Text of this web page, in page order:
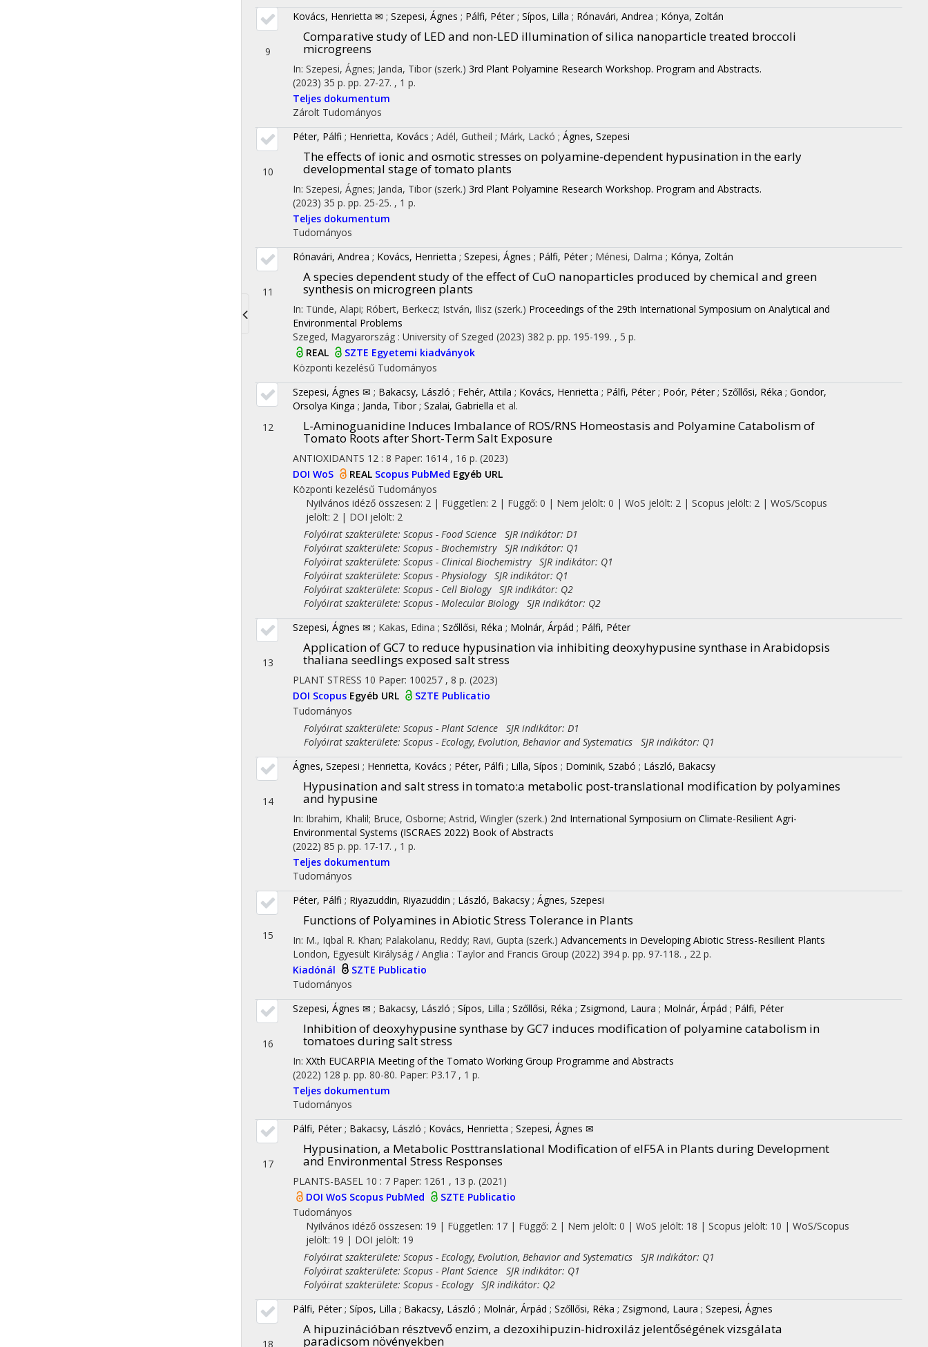
Toggle
navigation
9
Kovács, Henrietta ✉ ; Szepesi, Ágnes ; Pálfi, Péter ; Sípos, Lilla ; Rónavári, Andrea ; Kónya, Zoltán
Comparative study of LED and non-LED illumination of silica nanoparticle treated broccoli
microgreens
In: Szepesi, Ágnes; Janda, Tibor (szerk.) 3rd Plant Polyamine Research Workshop. Program and Abstracts.
(2023) 35 p. pp. 27-27. , 1 p.
Teljes dokumentum
Zárolt Tudományos
10
Péter, Pálfi ; Henrietta, Kovács ; Adél, Gutheil ; Márk, Lackó ; Ágnes, Szepesi
The effects of ionic and osmotic stresses on polyamine-dependent hypusination in the early
developmental stage of tomato plants
In: Szepesi, Ágnes; Janda, Tibor (szerk.) 3rd Plant Polyamine Research Workshop. Program and Abstracts.
(2023) 35 p. pp. 25-25. , 1 p.
Teljes dokumentum
Tudományos
11
Rónavári, Andrea ; Kovács, Henrietta ; Szepesi, Ágnes ; Pálfi, Péter ; Ménesi, Dalma ; Kónya, Zoltán
A species dependent study of the effect of CuO nanoparticles produced by chemical and green
synthesis on microgreen plants
In: Tünde, Alapi; Róbert, Berkecz; István, Ilisz (szerk.) Proceedings of the 29th International Symposium on Analytical and
Environmental Problems
Szeged, Magyarország : University of Szeged (2023) 382 p. pp. 195-199. , 5 p.
REAL
SZTE Egyetemi kiadványok
Központi kezelésű Tudományos
12
Szepesi, Ágnes ✉ ; Bakacsy, László ; Fehér, Attila ; Kovács, Henrietta ; Pálfi, Péter ; Poór, Péter ; Szőllősi, Réka ; Gondor,
Orsolya Kinga ; Janda, Tibor ; Szalai, Gabriella et al.
L-Aminoguanidine Induces Imbalance of ROS/RNS Homeostasis and Polyamine Catabolism of
Tomato Roots after Short-Term Salt Exposure
ANTIOXIDANTS 12 : 8 Paper: 1614 , 16 p. (2023)
DOI WoS REAL Scopus PubMed Egyéb URL
Központi kezelésű Tudományos
Nyilvános idéző összesen: 2 | Független: 2 | Függő: 0 | Nem jelölt: 0 | WoS jelölt: 2 | Scopus jelölt: 2 | WoS/Scopus
jelölt: 2 | DOI jelölt: 2
Folyóirat szakterülete: Scopus - Food Science SJR indikátor: D1
Folyóirat szakterülete: Scopus - Biochemistry SJR indikátor: Q1
Folyóirat szakterülete: Scopus - Clinical Biochemistry SJR indikátor: Q1
Folyóirat szakterülete: Scopus - Physiology SJR indikátor: Q1
Folyóirat szakterülete: Scopus - Cell Biology SJR indikátor: Q2
Folyóirat szakterülete: Scopus - Molecular Biology SJR indikátor: Q2
13
Szepesi, Ágnes ✉ ; Kakas, Edina ; Szőllősi, Réka ; Molnár, Árpád ; Pálfi, Péter
Application of GC7 to reduce hypusination via inhibiting deoxyhypusine synthase in Arabidopsis
thaliana seedlings exposed salt stress
PLANT STRESS 10 Paper: 100257 , 8 p. (2023)
DOI Scopus Egyéb URL
SZTE Publicatio
Tudományos
Folyóirat szakterülete: Scopus - Plant Science SJR indikátor: D1
Folyóirat szakterülete: Scopus - Ecology, Evolution, Behavior and Systematics SJR indikátor: Q1
14
Ágnes, Szepesi ; Henrietta, Kovács ; Péter, Pálfi ; Lilla, Sípos ; Dominik, Szabó ; László, Bakacsy
Hypusination and salt stress in tomato:a metabolic post-translational modification by polyamines
and hypusine
In: Ibrahim, Khalil; Bruce, Osborne; Astrid, Wingler (szerk.) 2nd International Symposium on Climate-Resilient Agri-
Environmental Systems (ISCRAES 2022) Book of Abstracts
(2022) 85 p. pp. 17-17. , 1 p.
Teljes dokumentum
Tudományos
15
Péter, Pálfi ; Riyazuddin, Riyazuddin ; László, Bakacsy ; Ágnes, Szepesi
Functions of Polyamines in Abiotic Stress Tolerance in Plants
In: M., Iqbal R. Khan; Palakolanu, Reddy; Ravi, Gupta (szerk.) Advancements in Developing Abiotic Stress-Resilient Plants
London, Egyesült Királyság / Anglia : Taylor and Francis Group (2022) 394 p. pp. 97-118. , 22 p.
Kiadónál
SZTE Publicatio
Tudományos
16
Szepesi, Ágnes ✉ ; Bakacsy, László ; Sípos, Lilla ; Szőllősi, Réka ; Zsigmond, Laura ; Molnár, Árpád ; Pálfi, Péter
Inhibition of deoxyhypusine synthase by GC7 induces modification of polyamine catabolism in
tomatoes during salt stress
In: XXth EUCARPIA Meeting of the Tomato Working Group Programme and Abstracts
(2022) 128 p. pp. 80-80. Paper: P3.17 , 1 p.
Teljes dokumentum
Tudományos
17
Pálfi, Péter ; Bakacsy, László ; Kovács, Henrietta ; Szepesi, Ágnes ✉
Hypusination, a Metabolic Posttranslational Modification of eIF5A in Plants during Development
and Environmental Stress Responses
PLANTS-BASEL 10 : 7 Paper: 1261 , 13 p. (2021)
DOI WoS Scopus PubMed
SZTE Publicatio
Tudományos
Nyilvános idéző összesen: 19 | Független: 17 | Függő: 2 | Nem jelölt: 0 | WoS jelölt: 18 | Scopus jelölt: 10 | WoS/Scopus
jelölt: 19 | DOI jelölt: 19
Folyóirat szakterülete: Scopus - Ecology, Evolution, Behavior and Systematics SJR indikátor: Q1
Folyóirat szakterülete: Scopus - Plant Science SJR indikátor: Q1
Folyóirat szakterülete: Scopus - Ecology SJR indikátor: Q2
18
Pálfi, Péter ; Sípos, Lilla ; Bakacsy, László ; Molnár, Árpád ; Szőllősi, Réka ; Zsigmond, Laura ; Szepesi, Ágnes
A hipuzinációban résztvevő enzim, a dezoxihipuzin-hidroxiláz jelentőségének vizsgálata
paradicsom növényekben